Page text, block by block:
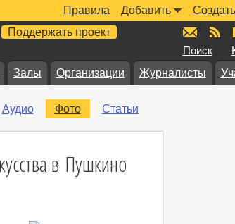
Добавить
Правила
Поддержать проект
Поиск
Залы Организации Журналисты
Аудио Фото Статьи
в Пушкино